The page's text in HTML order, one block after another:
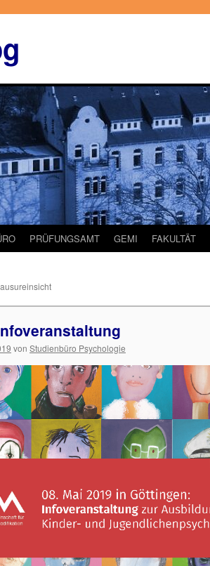
PRÜFUNGSAMT GEMI FAKULTÄT
von Studienbüro Psychologie